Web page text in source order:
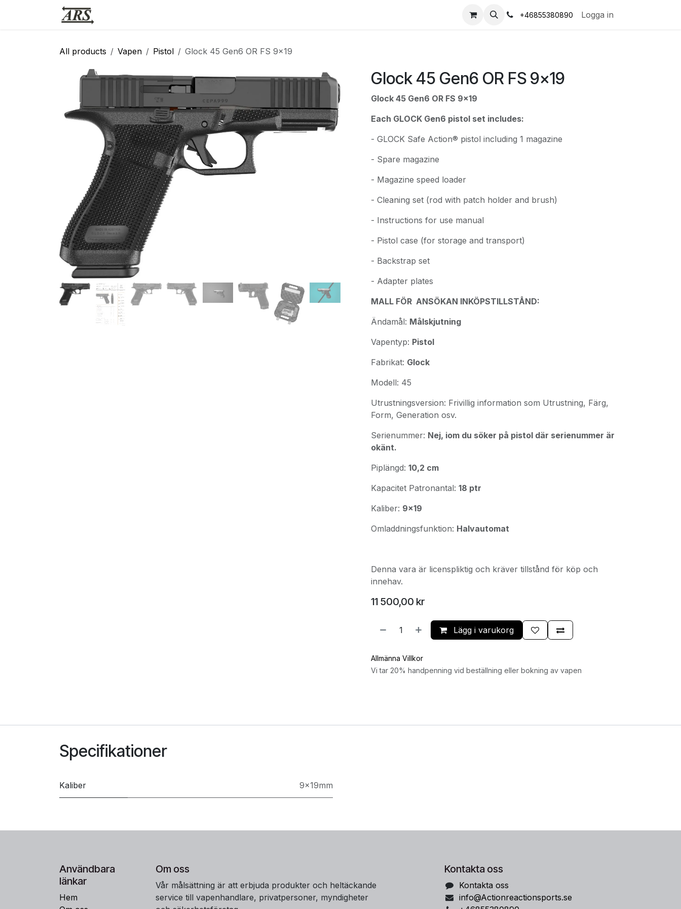
Hoppa till innehåll
+46855380890 Logga in
All products Vapen Pistol Glock 45 Gen6 OR FS 9x19
Glock 45 Gen6 OR FS 9x19
Glock 45 Gen6 OR FS 9x19
Each GLOCK Gen6 pistol set includes:
- GLOCK Safe Action® pistol including 1 magazine
- Spare magazine
- Magazine speed loader
- Cleaning set (rod with patch holder and brush)
- Instructions for use manual
- Pistol case (for storage and transport)
- Backstrap set
- Adapter plates
MALL FÖR ANSÖKAN INKÖPSTILLSTÅND:
Ändamål: Målskjutning
Vapentyp: Pistol
Fabrikat: Glock
Modell: 45
Utrustningsversion: Frivillig information som Utrustning, Färg,
Form, Generation osv.
Serienummer: Nej, iom du söker på pistol där serienummer är
okänt.
Piplängd: 10,2 cm
Kapacitet Patronantal: 18 ptr
Kaliber: 9x19
Omladdningsfunktion: Halvautomat
Denna vara är licenspliktig och kräver tillstånd för köp och
innehav.
11 500,00 kr
Lägg i varukorg
Allmänna Villkor
Vi tar 20% handpenning vid beställning eller bokning av vapen
Specifikationer
Kaliber 9x19mm
Användbara
länkar
Hem
Om oss
Vår målsättning är att erbjuda produkter och heltäckande
service till vapenhandlare, privatpersoner, myndigheter
Kontakta oss
Kontakta oss
info@Actionreactionsports.se